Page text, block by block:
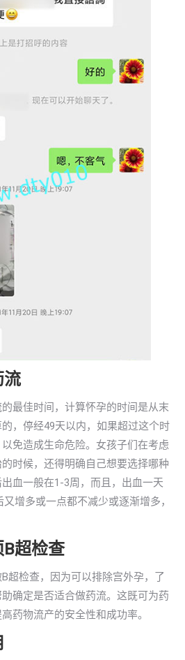
流
最佳时间，计算怀孕的时间是从末
，停经49天以内，如果超过这个时
免造成生命危险。女孩子们在考虑
时候，还得明确自己想要选择哪种
血一般在1-3周，而且，出血一天
增多或一点都不减少或逐渐增多，
超检查
超检查，因为可以排除宫外孕，了
确定是否适合做药流。这既可为药
药物流产的安全性和成功率。